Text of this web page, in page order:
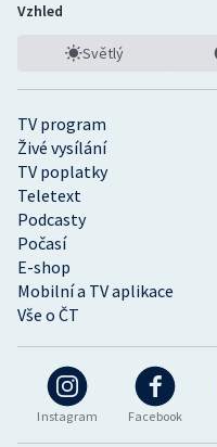
Instagram Facebook
TV program
Živé vysílání
TV poplatky
Teletext
Podcasty
Počasí
E-shop
Mobilní a TV aplikace
Vše o ČT
Vzhled
Světlý